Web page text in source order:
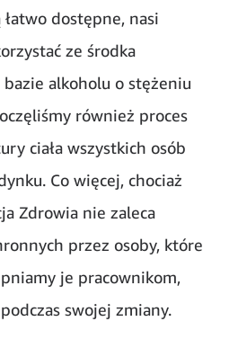
dostępne, nasi
ze środka
alkoholu o stężeniu
również proces
ciała wszystkich osób
Co więcej, chociaż
Zdrowia nie zaleca
przez osoby, które
je pracownikom,
swojej zmiany.